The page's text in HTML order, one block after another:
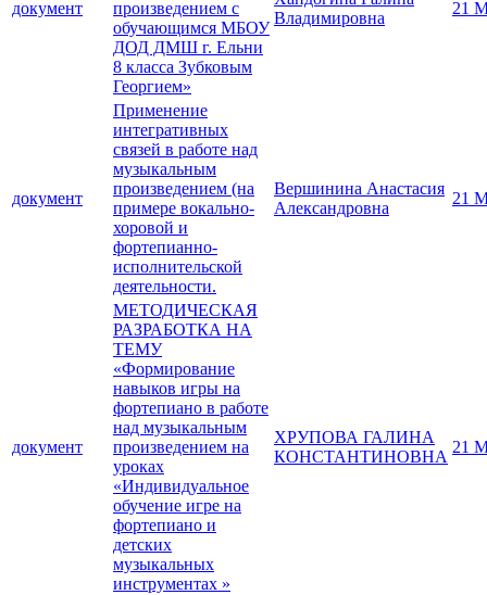
документ
произведением с
обучающимся МБОУ
ДОД ДМШ г. Ельни
8 класса Зубковым
Георгием»
Владимировна
21
документ
Применение
интегративных
связей в работе над
музыкальным
произведением (на
примере вокально-
хоровой и
фортепианно-
исполнительской
деятельности.
Вершинина Анастасия
Александровна
21
документ
МЕТОДИЧЕСКАЯ
РАЗРАБОТКА НА
ТЕМУ
«Формирование
навыков игры на
фортепиано в работе
над музыкальным
произведением на
уроках
«Индивидуальное
обучение игре на
фортепиано и
детских
музыкальных
инструментах »
ХРУПОВА ГАЛИНА
КОНСТАНТИНОВНА
21